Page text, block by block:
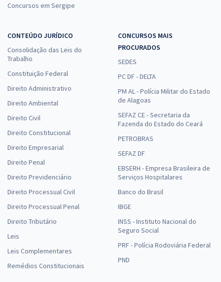
Concursos em Sergipe
CONTEÚDO JURÍDICO
Consolidação das Leis do
Trabalho
Constituição Federal
Direito Administrativo
Direito Ambiental
Direito Civil
Direito Constitucional
Direito Empresarial
Direito Penal
Direito Previdenciário
Direito Processual Civil
Direito Processual Penal
Direito Tributário
Leis
Leis Complementares
Remédios Constitucionais
CONCURSOS MAIS
PROCURADOS
SEDES
PC DF - DELTA
PM AL - Polícia Militar do Estado
de Alagoas
SEFAZ CE - Secretaria da
Fazenda do Estado do Ceará
PETROBRAS
SEFAZ DF
EBSERH - Empresa Brasileira de
Serviços Hospitalares
Banco do Brasil
IBGE
INSS - Instituto Nacional do
Seguro Social
PRF - Polícia Rodoviária Federal
PND